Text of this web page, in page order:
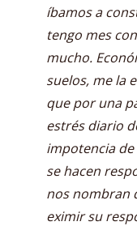
íbamos a
tengo mes
mucho.
suelos, me la
que por una
estrés diario
impotencia
se hacen
nos nombran
eximir su